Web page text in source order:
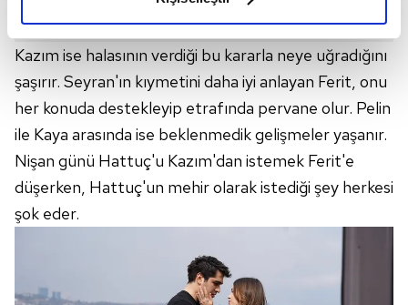
elimizden gelen çabayı gösterdiğimizi ve bu noktada,
kalemimiz olduğunu sizlere hatırlatmak isteriz.
Her halükârda, kullanıcılar, bu çerezlere izin vermedikleri
takdirde, kullanıcılara hedefli reklamlar
gösterilmeyecektir."
Sizlere daha iyi bir hizmet sunabilmek için İnternet
Sitemizde kendimize ve üçüncü kişilere ait çerezler
kullanılmaktadır. Bu çerezler vasıtasıyla çeşitli kişisel
toplumu hizmetlerinin sunulması amacıyla
kullanılmaktadır. Diğer çerezler, sitemizin daha işlevsel
Kazım ise halasının verdiği bu kararla neye uğradığını
şaşırır. Seyran'ın kıymetini daha iyi anlayan Ferit, onu
her konuda destekleyip etrafında pervane olur. Pelin
ile Kaya arasında ise beklenmedik gelişmeler yaşanır.
Nişan günü Hattuç'u Kazım'dan istemek Ferit'e
düşerken, Hattuç'un mehir olarak istediği şey herkesi
şok eder.